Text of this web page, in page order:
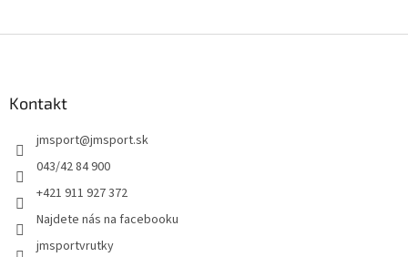
Kontakt
jmsport@jmsport.sk
043/42 84 900
+421 911 927 372
Najdete nás na facebooku
jmsportvrutky